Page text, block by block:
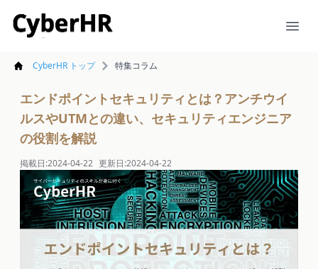
CyberHR
CyberHR トップ 特集コラム
エンドポイントセキュリティとは？アンチウイ
ルスやUTMとの違い、セキュリティエンジニア
の役割を解説
掲載日:2024-04-22 更新日:2024-04-22